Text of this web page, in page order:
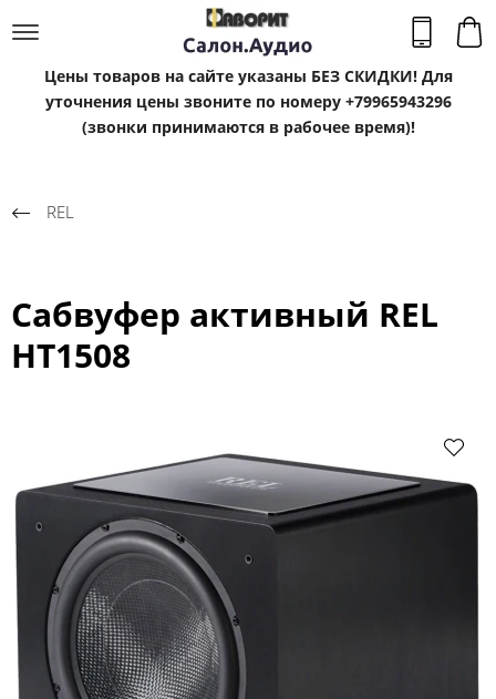
Цены товаров на сайте указаны БЕЗ СКИДКИ! Для
уточнения цены звоните по номеру +79965943296
(звонки принимаются в рабочее время)!
REL
Сабвуфер активный REL
HT1508